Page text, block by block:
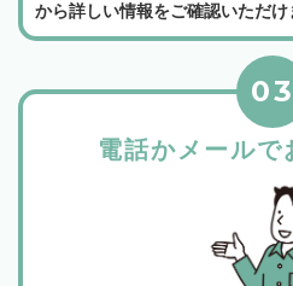
から詳しい情報をご確認いただけ
電話かメールで
03